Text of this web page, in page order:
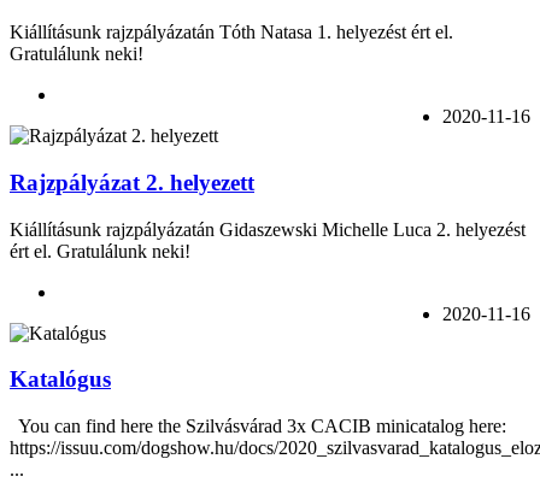
Kiállításunk rajzpályázatán Tóth Natasa 1. helyezést ért el.
Gratulálunk neki!
2020-11-16
Rajzpályázat 2. helyezett
Kiállításunk rajzpályázatán Gidaszewski Michelle Luca 2. helyezést
ért el. Gratulálunk neki!
2020-11-16
Katalógus
You can find here the Szilvásvárad 3x CACIB minicatalog here:
https://issuu.com/dogshow.hu/docs/
...